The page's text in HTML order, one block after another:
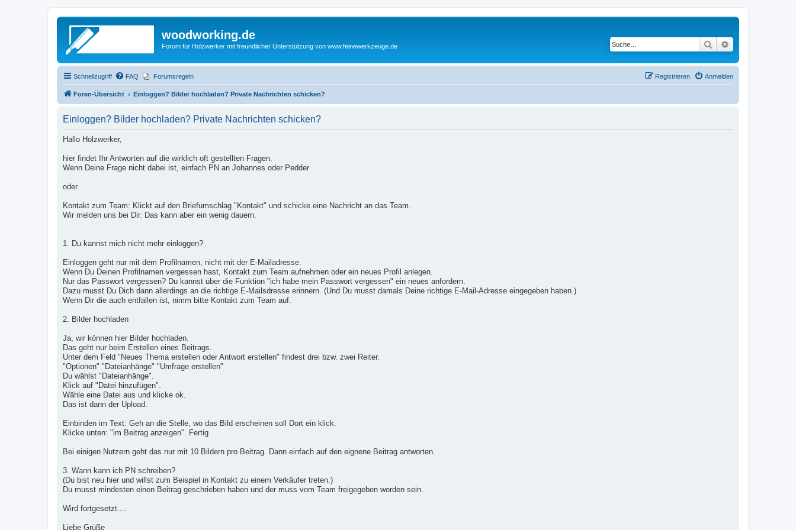
woodworking.de
Forum für Holzwerker mit freundlicher Unterstützung von www.feinewerkzeuge.de Suche
Schnellzugriff FAQ Forumsregeln Anmelden
Registrieren
Foren-Übersicht Einloggen? Bilder hochladen? Private Nachrichten schicken?
Einloggen? Bilder hochladen? Private Nachrichten schicken?
Hallo Holzwerker,
hier findet Ihr Antworten auf die wirklich oft gestellten Fragen.
Wenn Deine Frage nicht dabei ist, einfach PN an Johannes oder Pedder
oder
Kontakt zum Team: Klickt auf den Briefumschlag "Kontakt" und schicke eine Nachricht an das Team.
Wir melden uns bei Dir. Das kann aber ein wenig dauern.
1. Du kannst mich nicht mehr einloggen?
Einloggen geht nur mit dem Profilnamen, nicht mit der E-Mailadresse.
Wenn Du Deinen Profilnamen vergessen hast, Kontakt zum Team aufnehmen oder ein neues Profil anlegen.
Nur das Passwort vergessen? Du kannst über die Funktion "ich habe mein Passwort vergessen" ein neues anfordern.
Dazu musst Du Dich dann allerdings an die richtige E-Mailsdresse erinnern. (Und Du musst damals Deine richtige E-Mail-Adresse eingegeben haben.)
Wenn Dir die auch entfallen ist, nimm bitte Kontakt zum Team auf.
2. Bilder hochladen
Ja, wir können hier Bilder hochladen.
Das geht nur beim Erstellen eines Beitrags.
Unter dem Feld "Neues Thema erstellen oder Antwort erstellen" findest drei bzw. zwei Reiter.
"Optionen" "Dateianhänge" "Umfrage erstellen"
Du wählst "Dateianhänge".
Klick auf "Datei hinzufügen".
Wähle eine Datei aus und klicke ok.
Das ist dann der Upload.
Einbinden im Text: Geh an die Stelle, wo das Bild erscheinen soll Dort ein klick.
Klicke unten: "im Beitrag anzeigen". Fertig
Bei einigen Nutzern geht das nur mit 10 Bildern pro Beitrag. Dann einfach auf den eignene Beitrag antworten.
3. Wann kann ich PN schreiben?
(Du bist neu hier und willst zum Beispiel in Kontakt zu einem Verkäufer treten.)
Du musst mindesten einen Beitrag geschrieben haben und der muss vom Team freigegeben worden sein.
Wird fortgesetzt....
Liebe Grüße